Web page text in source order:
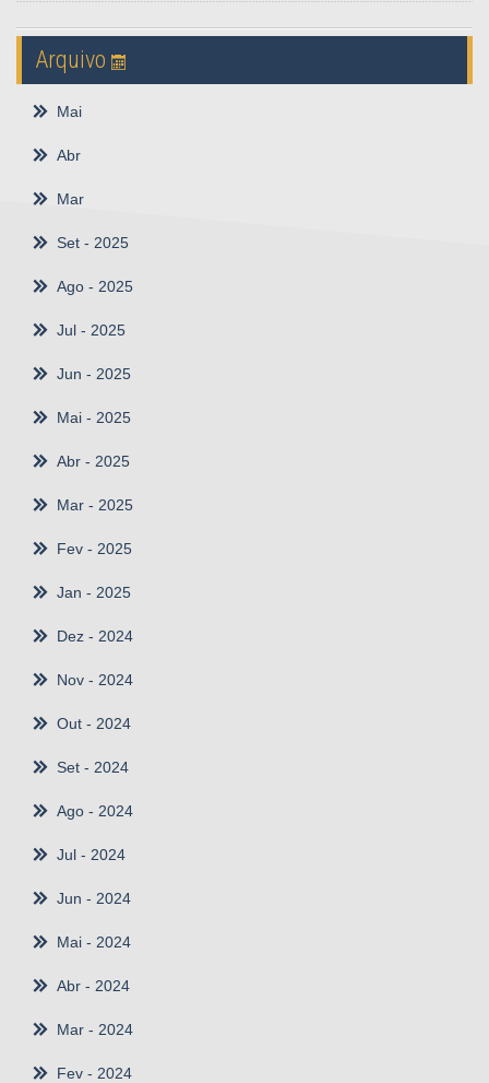
Arquivo
Mai
Abr
Mar
Set - 2025
Ago - 2025
Jul - 2025
Jun - 2025
Mai - 2025
Abr - 2025
Mar - 2025
Fev - 2025
Jan - 2025
Dez - 2024
Nov - 2024
Out - 2024
Set - 2024
Ago - 2024
Jul - 2024
Jun - 2024
Mai - 2024
Abr - 2024
Mar - 2024
Fev - 2024